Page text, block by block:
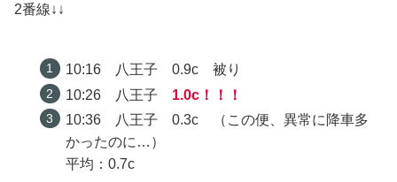
2番線↓↓
10:16 八王子 0.9c 被り
10:26 八王子 1.0c！！！
10:36 八王子 0.3c （この便、異常に降車多
かったのに…）
平均：0.7c